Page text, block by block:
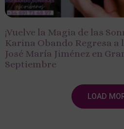
¡Vuelve la Magia de las
Karina Obando Regresa a
José María Jiménez en
Septiembre
LOAD